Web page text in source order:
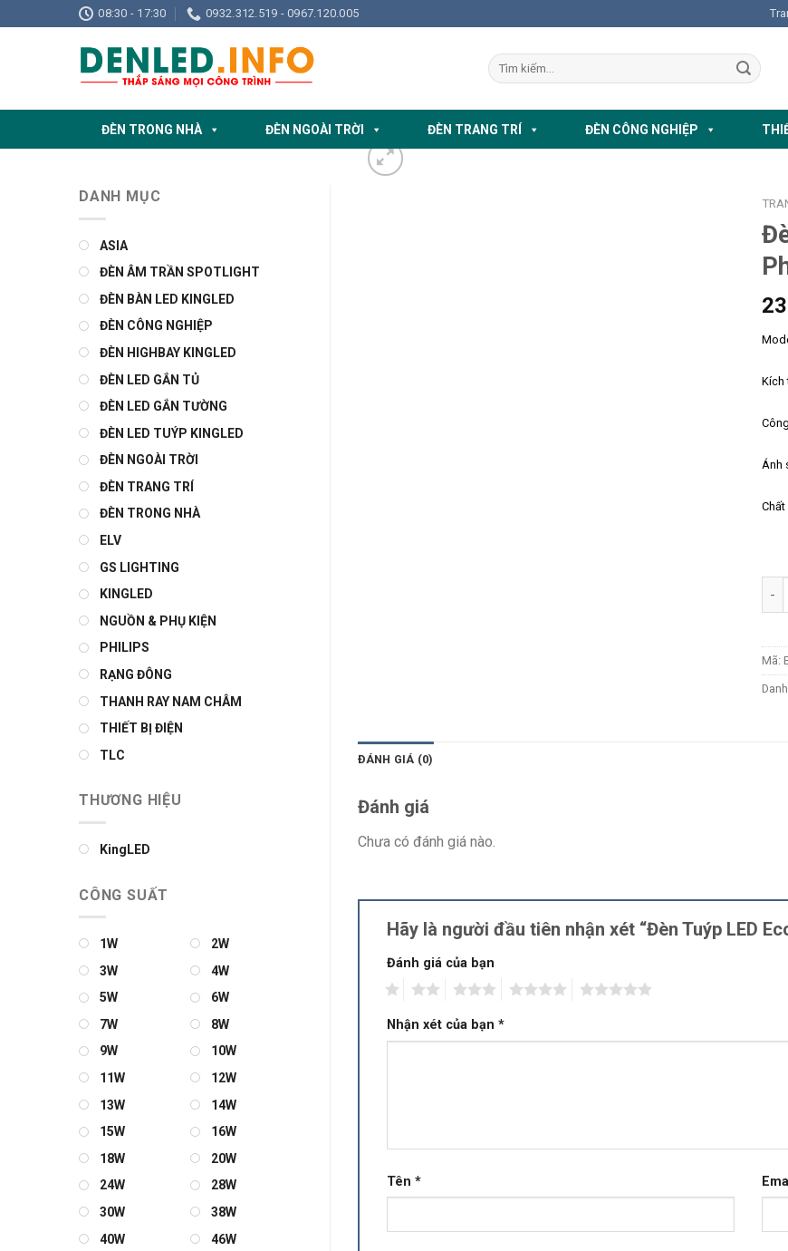
to
08:30 - 17:30 0932.312.519 - 0967.120.005
ĐÈN TRONG NHÀ ĐÈN NGOÀI TRỜI ĐÈN TRANG TRÍ ĐÈN CÔNG NGHIỆP
Kích
Ánh
Số
Mã:
ĐÁNH GIÁ (0)
Đánh giá
Chưa có đánh giá nào.
Hãy là người đầu tiên nhận xét “Đèn Tuýp LED
Đánh giá của bạn
Nhận xét của bạn *
Tên *
DANH MỤC
ASIA
ĐÈN ÂM TRẦN SPOTLIGHT
ĐÈN BÀN LED KINGLED
ĐÈN CÔNG NGHIỆP
ĐÈN HIGHBAY KINGLED
ĐÈN LED GẮN TỦ
ĐÈN LED GẮN TƯỜNG
ĐÈN LED TUÝP KINGLED
ĐÈN NGOÀI TRỜI
ĐÈN TRANG TRÍ
ĐÈN TRONG NHÀ
ELV
GS LIGHTING
KINGLED
NGUỒN & PHỤ KIỆN
PHILIPS
RẠNG ĐÔNG
THANH RAY NAM CHÂM
THIẾT BỊ ĐIỆN
TLC
THƯƠNG HIỆU
KingLED
CÔNG SUẤT
1W
2W
3W
4W
5W
6W
7W
8W
9W
10W
11W
12W
13W
14W
15W
16W
18W
20W
24W
28W
30W
38W
40W
46W